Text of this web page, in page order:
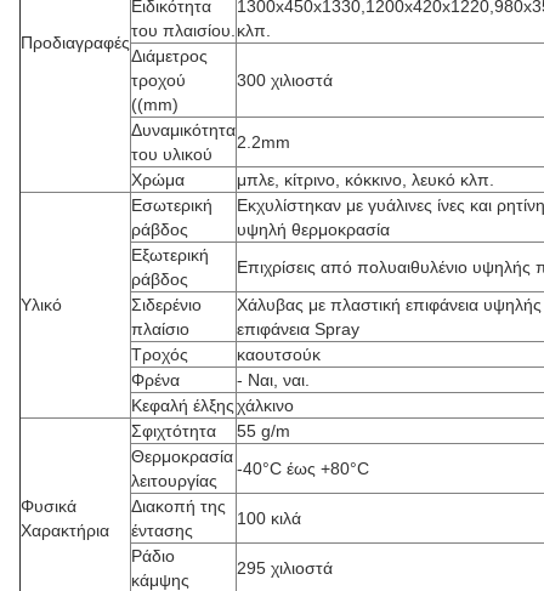
Προδιαγραφές
Ειδικότητα
του πλαισίου. κλπ.
Διάμετρος
τροχού
((mm)
300 χιλιοστά
Δυναμικότητα
του υλικού
2.2mm
Χρώμα
μπλε, κίτρινο, κόκκινο, λευκό κλπ.
Υλικό
Εσωτερική
ράβδος
Εκχυλίστηκαν με γυάλινες ίνες και
υψηλή θερμοκρασία
Εξωτερική
ράβδος
Επιχρίσεις από πολυαιθυλένιο υψηλής
Σιδερένιο
πλαίσιο
Χάλυβας με πλαστική επιφάνεια
επιφάνεια Spray
Τροχός
καουτσούκ
Φρένα
- Ναι, ναι.
Κεφαλή έλξηςχάλκινο
Φυσικά
Χαρακτήρια
Σφιχτότητα
55 g/m
Θερμοκρασία
λειτουργίας
-40°C έως +80°C
Διακοπή της
έντασης
100 κιλά
Ράδιο
κάμψης
295 χιλιοστά